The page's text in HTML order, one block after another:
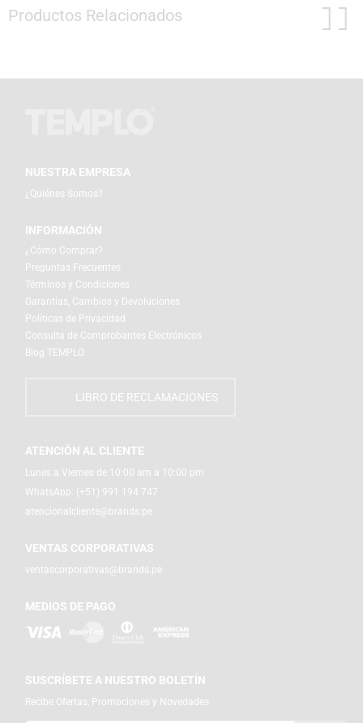
Productos Relacionados
NUESTRA EMPRESA
¿Quiénes Somos?
INFORMACIÓN
¿Cómo Comprar?
Preguntas Frecuentes
Términos y Condiciones
Garantías, Cambios y Devoluciones
Políticas de Privacidad
Consulta de Comprobantes Electrónicos
Blog TEMPLO
LIBRO DE RECLAMACIONES
ATENCIÓN AL CLIENTE
Lunes a Viernes de 10:00 am a 10:00 pm
WhatsApp: (+51) 991 194 747
atencionalcliente@brands.pe
VENTAS CORPORATIVAS
ventascorporativas@brands.pe
MEDIOS DE PAGO
SUSCRÍBETE A NUESTRO BOLETÍN
Recibe Ofertas, Promociones y Novedades